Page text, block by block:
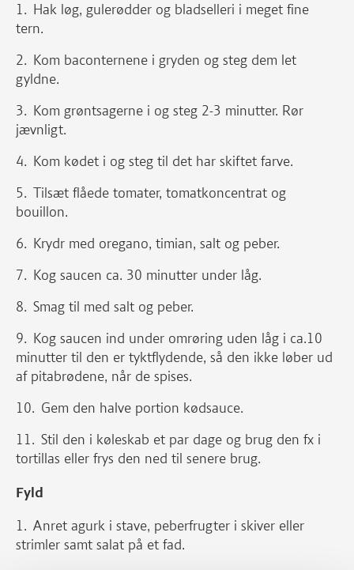
Hak løg, gulerødder og bladselleri i meget fine
tern.
Kom baconternene i gryden og steg dem let
gyldne.
Kom grøntsagerne i og steg 2-3 minutter. Rør
jævnligt.
Kom kødet i og steg til det har skiftet farve.
Tilsæt flåede tomater, tomatkoncentrat og
bouillon.
Krydr med oregano, timian, salt og peber.
Kog saucen ca. 30 minutter under låg.
Smag til med salt og peber.
Kog saucen ind under omrøring uden låg i ca.10
minutter til den er tyktflydende, så den ikke løber ud
af pitabrødene, når de spises.
Gem den halve portion kødsauce.
Stil den i køleskab et par dage og brug den fx i
tortillas eller frys den ned til senere brug.
Fyld
Anret agurk i stave, peberfrugter i skiver eller
strimler samt salat på et fad.